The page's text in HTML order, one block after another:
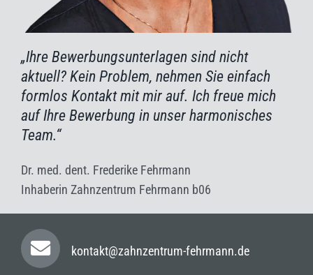
„Ihre Bewerbungsunterlagen sind nicht
aktuell? Kein Problem, nehmen Sie einfach
formlos Kontakt mit mir auf. Ich freue mich
auf Ihre Bewerbung in unser harmonisches
Team.“
Dr. med. dent. Frederike Fehrmann
Inhaberin Zahnzentrum Fehrmann b06
kontakt@zahnzentrum-fehrmann.de